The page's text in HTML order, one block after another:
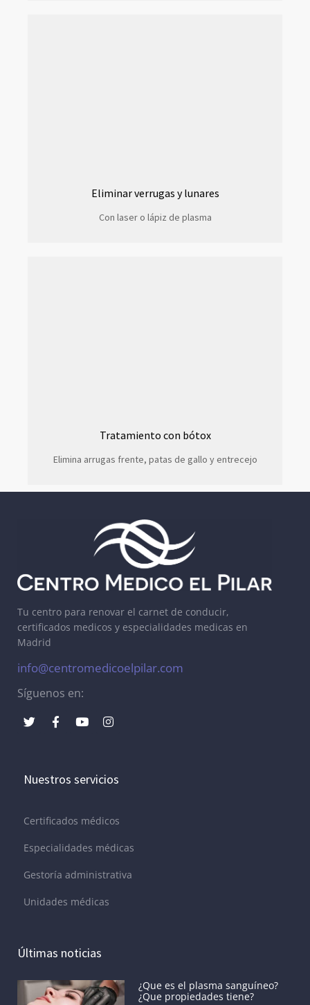
Eliminar verrugas y lunares
Con laser o lápiz de plasma
Tratamiento con bótox
Elimina arrugas frente, patas de gallo y entrecejo
Tu centro para renovar el carnet de conducir,
certificados medicos y especialidades medicas en
Madrid
info@centromedicoelpilar.com
Síguenos en:
Nuestros servicios
Certificados médicos
Especialidades médicas
Gestoría administrativa
Unidades médicas
Últimas noticias
¿Que es el plasma sanguíneo?
¿Que propiedades tiene?